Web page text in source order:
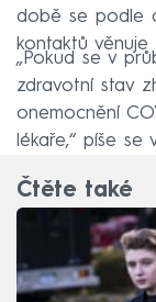
době se podle
kontaktů věnuje
„Pokud se v
zdravotní stav
onemocnění
lékaře,“ píše se
Čtěte také